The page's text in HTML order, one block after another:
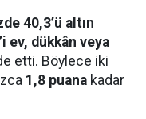
40,3’ü altın
ev, dükkân veya
etti. Böylece iki
1,8 puana kadar